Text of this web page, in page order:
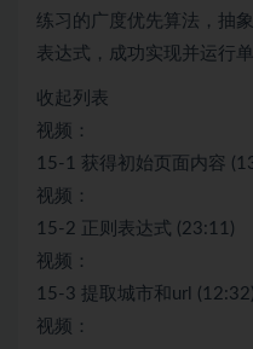
练习的广度优先算法，抽
表达式，成功实现并运行
收起列表
视频：
15-1 获得初始页面内容
视频：
15-2 正则表达式 (23:11)
视频：
15-3 提取城市和url (12:32)
视频：